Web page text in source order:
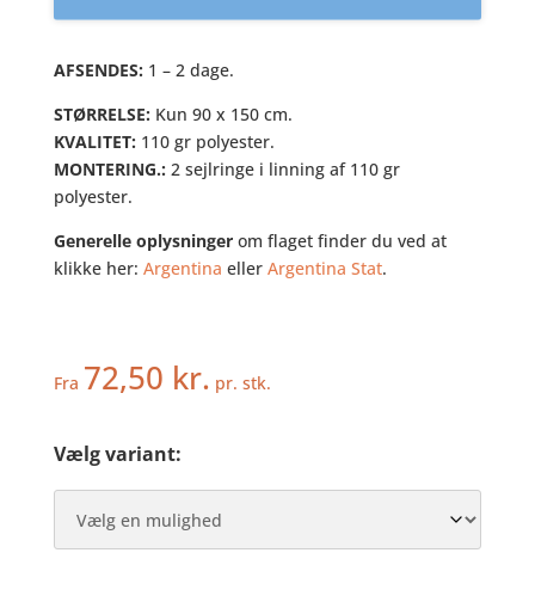
AFSENDES: 1 – 2 dage.
STØRRELSE: Kun 90 x 150 cm.
KVALITET: 110 gr polyester.
MONTERING.: 2 sejlringe i linning af 110 gr
polyester.
Generelle oplysningerom flaget finder du ved at
klikke her: Argentina eller Argentina Stat.
Fra 72,50 kr. pr. stk.
Vælg variant: